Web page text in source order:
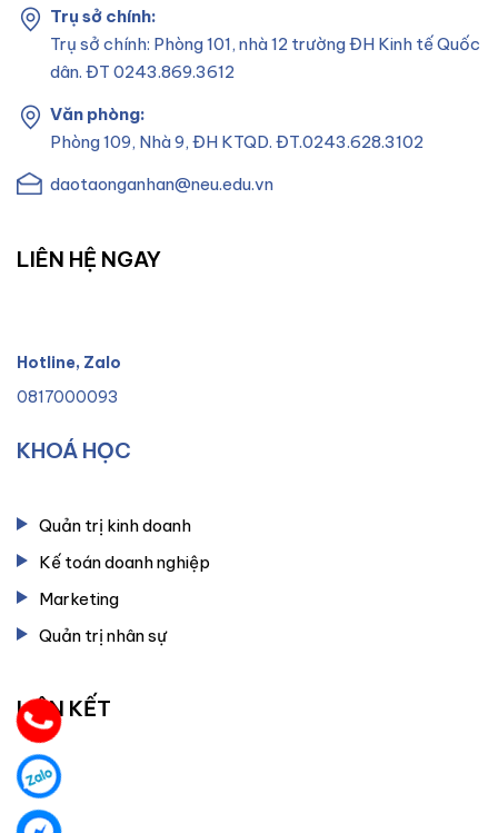
Trụ sở chính:
Trụ sở chính: Phòng 101, nhà 12 trường ĐH Kinh tế Quốc
dân. ĐT 0243.869.3612
Văn phòng:
Phòng 109, Nhà 9, ĐH KTQD. ĐT.0243.628.3102
daotaonganhan@neu.edu.vn
LIÊN HỆ NGAY
Hotline, Zalo
0817000093
KHOÁ HỌC
Quản trị kinh doanh
Kế toán doanh nghiệp
Marketing
Quản trị nhân sự
LIÊN KẾT